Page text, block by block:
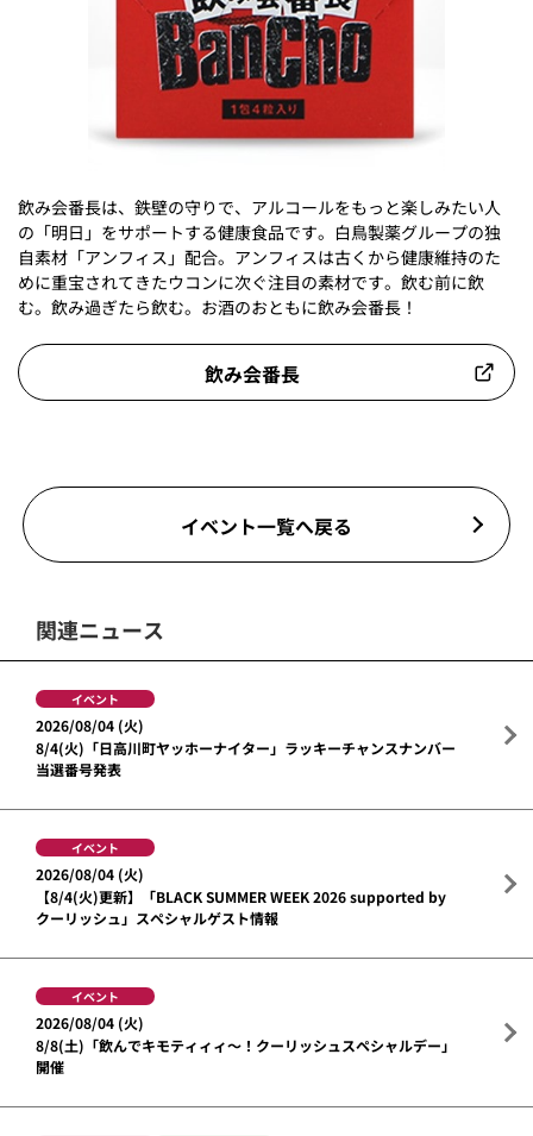
飲み会番長は、鉄壁の守りで、アルコールをもっと楽しみたい人
の「明日」をサポートする健康食品です。白鳥製薬グループの独
自素材「アンフィス」配合。アンフィスは古くから健康維持のた
めに重宝されてきたウコンに次ぐ注目の素材です。飲む前に飲
む。飲み過ぎたら飲む。お酒のおともに飲み会番長！
飲み会番長
イベント一覧へ戻る
関連ニュース
イベント
2026/08/04 (火)
8/4(火)「日高川町ヤッホーナイター」ラッキーチャンスナンバー
当選番号発表
イベント
2026/08/04 (火)
【8/4(火)更新】「BLACK SUMMER WEEK 2026 supported by
クーリッシュ」スペシャルゲスト情報
イベント
2026/08/04 (火)
8/8(土)「飲んでキモティィィ～！クーリッシュスペシャルデー」
開催